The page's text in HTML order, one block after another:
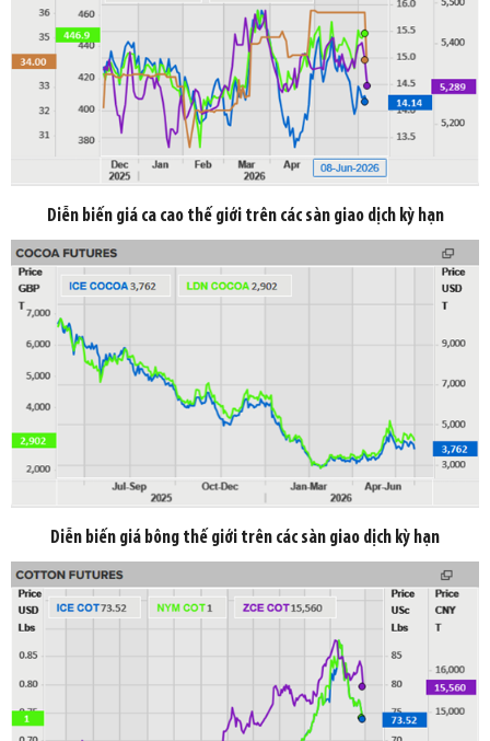
Diễn biến giá ca cao thế giới trên các sàn giao dịch kỳ hạn
Diễn biến giá bông thế giới trên các sàn giao dịch kỳ hạn